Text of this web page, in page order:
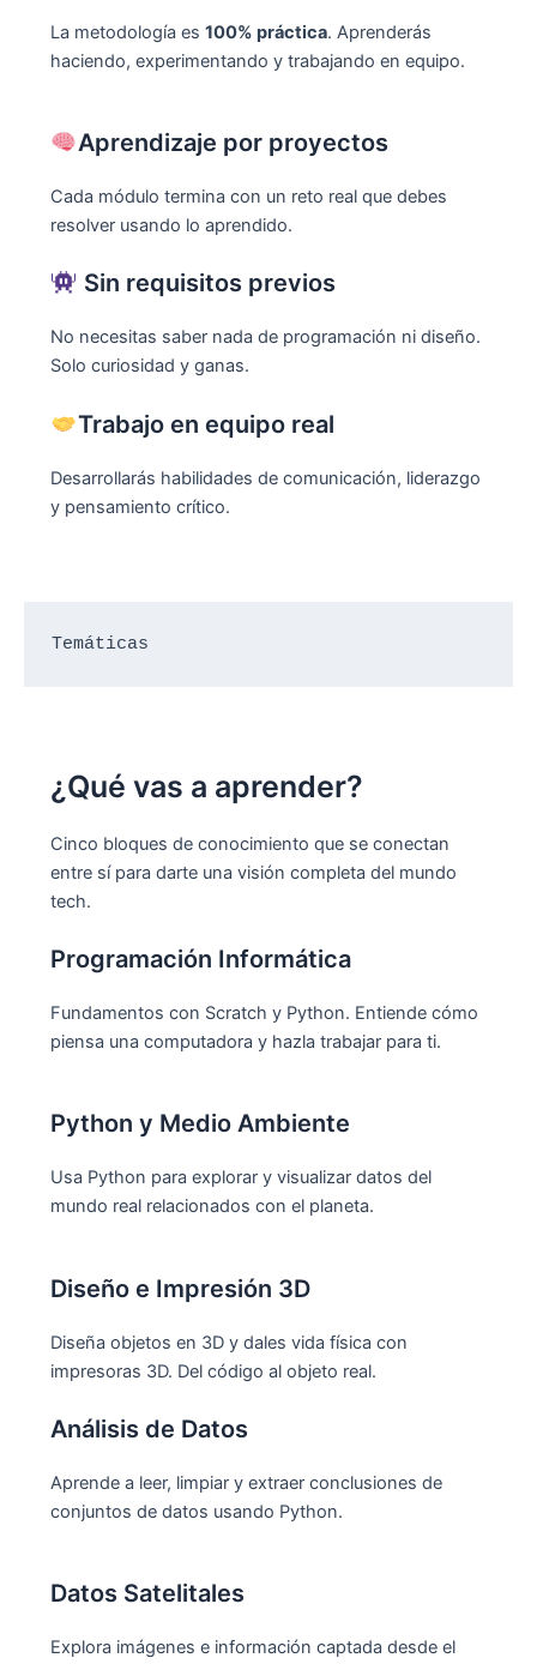
La metodología es 100% práctica. Aprenderás
haciendo, experimentando y trabajando en equipo.
Aprendizaje por proyectos
Cada módulo termina con un reto real que debes
resolver usando lo aprendido.
Sin requisitos previos
No necesitas saber nada de programación ni diseño.
Solo curiosidad y ganas.
Trabajo en equipo real
Desarrollarás habilidades de comunicación, liderazgo
y pensamiento crítico.
Temáticas
¿Qué vas a aprender?
Cinco bloques de conocimiento que se conectan
entre sí para darte una visión completa del mundo
tech.
Programación Informática
Fundamentos con Scratch y Python. Entiende cómo
piensa una computadora y hazla trabajar para ti.
Python y Medio Ambiente
Usa Python para explorar y visualizar datos del
mundo real relacionados con el planeta.
Diseño e Impresión 3D
Diseña objetos en 3D y dales vida física con
impresoras 3D. Del código al objeto real.
Análisis de Datos
Aprende a leer, limpiar y extraer conclusiones de
conjuntos de datos usando Python.
Datos Satelitales
Explora imágenes e información captada desde el